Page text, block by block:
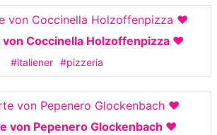
Coccinella Holzoffenpizza ❤️
#italiener #pizzeria
von Pepenero Glockenbach ❤️